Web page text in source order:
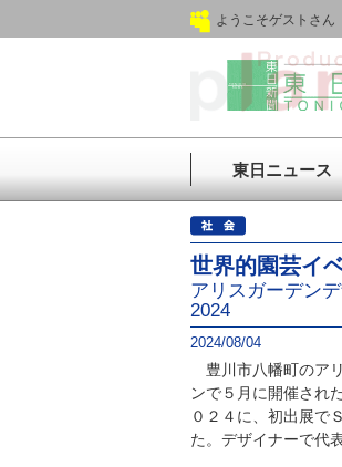
ようこそゲストさん
東日ニュース
世界的園芸イ
アリスガーデン
2024
2024/08/04
豊川市八幡町のア
ンで５月に開催され
０２４に、初出展で
た。デザイナーで代